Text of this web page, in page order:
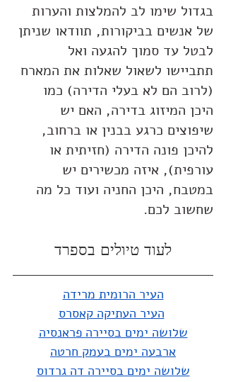
בגדול שימו לב להמלצות והערות
של אנשים בביקורות, תוודאו שניתן
לבטל עד סמוך להגעה ואל
תתביישו לשאול שאלות את המארח
(לרוב הם לא בעלי הדירה) כמו
היכן המיזוג בדירה, האם יש
שיפוצים כרגע בבנין או ברחוב,
להיכן פונה הדירה (חזיתית או
עורפית), איזה מכשירים יש
במטבח, היכן החניה ועוד כל מה
שחשוב לכם.
לעוד טיולים בספרד
העיר הרומית מרידה
העיר העתיקה קאסרס
שלושה ימים בסיירה פראנסיה
ארבעה ימים בעמק חרטה
שלושה ימים בסיירה דה גרדוס